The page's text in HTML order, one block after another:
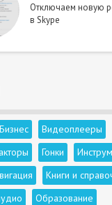
Отключаем новую
в Skype
Бизнес
Видеоплееры
Гонки
Книги и
Образование